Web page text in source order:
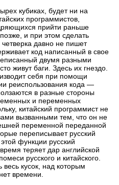
кубиках, будет ни на
программистов,
прийти раньше
и при этом сделать
давно не пишет
код написанный в свое
двумя разными
живут баги. Здесь их гнездо.
себя при помощи
реиспользования кода —
в разные стороны
и переменных
китайский программист не
вызванными тем, что он не
переменной переданной
переписывает русский
функции русский
теряет дар английской
русского и китайского.
кусок, над которым
времени.